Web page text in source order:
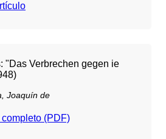
"Das Verbrechen gegen ie
Joaquín de
(PDF)